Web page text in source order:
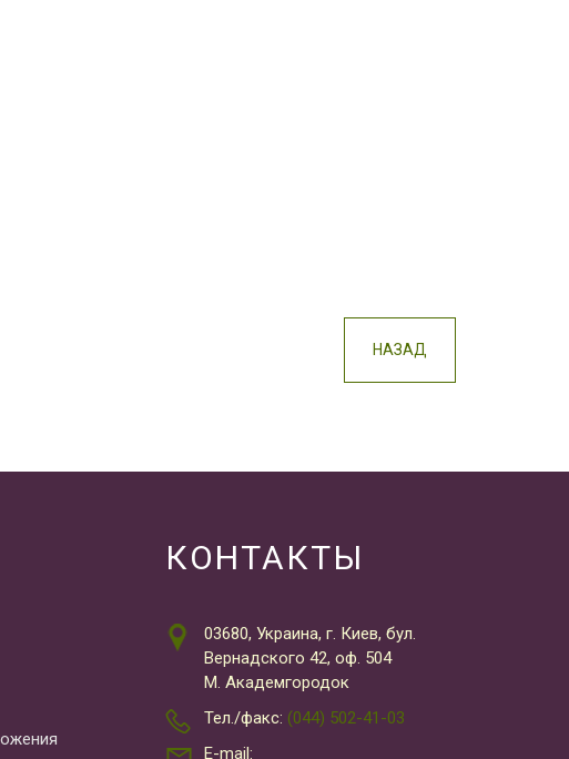
НАЗАД
КОНТАКТЫ
03680, Украина, г. Киев, бул.
Вернадского 42, оф. 504
М. Академгородок
Тел./факс: (044) 502-41-03
E-mail: